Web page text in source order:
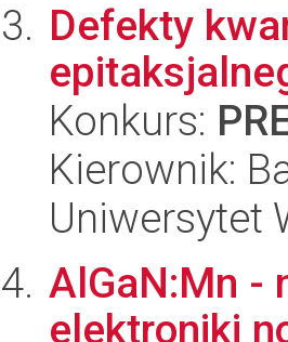
Defekty
Konkurs:
Kierownik:
Uniwersytet
AlGaN:Mn -
elektroniki